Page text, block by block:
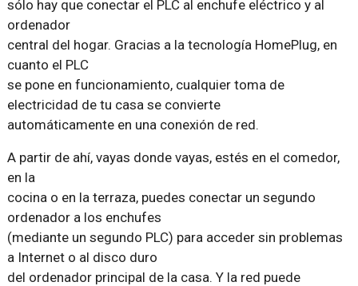
sólo hay que conectar el PLC al enchufe eléctrico y al
ordenador
central del hogar. Gracias a la tecnología HomePlug, en
cuanto el PLC
se pone en funcionamiento, cualquier toma de
electricidad de tu casa se convierte
automáticamente en una conexión de red.
A partir de ahí, vayas donde vayas, estés en el comedor,
en la
cocina o en la terraza, puedes conectar un segundo
ordenador a los enchufes
(mediante un segundo PLC) para acceder sin problemas
a Internet o al disco duro
del ordenador principal de la casa. Y la red puede